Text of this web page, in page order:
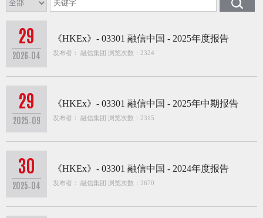
29
2026-04
《HKEx》- 03301 融信中国 - 2025年度报告
发布者： 融信集团 浏览次数：2324
29
2025-09
《HKEx》- 03301 融信中国 - 2025年中期报告
发布者： 融信集团 浏览次数：2315
30
2025-04
《HKEx》- 03301 融信中国 - 2024年度报告
发布者： 融信集团 浏览次数：2670